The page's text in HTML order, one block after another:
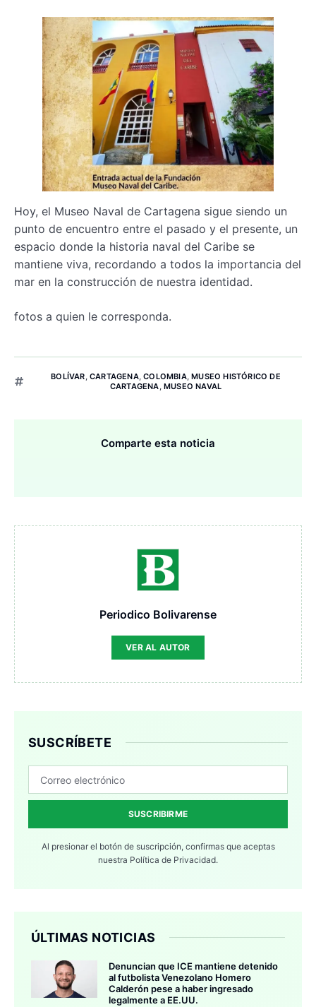
Hoy, el Museo Naval de Cartagena sigue siendo un
punto de encuentro entre el pasado y el presente, un
espacio donde la historia naval del Caribe se
mantiene viva, recordando a todos la importancia del
mar en la construcción de nuestra identidad.
fotos a quien le corresponda.
BOLÍVAR CARTAGENA,COLOMBIA,MUSEO HISTÓRICO DE
CARTAGENA MUSEO NAVAL
Comparte esta noticia
Periodico Bolivarense
VER AL AUTOR
SUSCRÍBETE
SUSCRIBIRME
Al presionar el botón de suscripción, confirmas que aceptas
nuestra Política de Privacidad.
ÚLTIMAS NOTICIAS
Denuncian que ICE mantiene detenido
al futbolista Venezolano Homero
Calderón pese a haber ingresado
legalmente a EE.UU.